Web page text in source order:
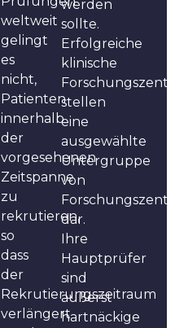
weltweit
gelingt
es
nicht,
Patienten
innerhalb
der
vorgesehenen
Zeitspanne
zu
rekrutieren,
so
dass
der
Rekrutierungszeitraum
verlängert
werden
sollte.
Erfolgreiche
klinische
stellen
eine
ausgewählte
Untergruppe
von
dar.
Ihre
Hauptprüfer
sind
äußerst
hartnäckige